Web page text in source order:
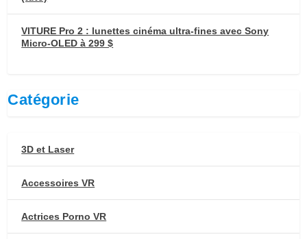
VITURE Pro 2 : lunettes cinéma ultra-fines avec Sony
Micro-OLED à 299 $
Catégorie
3D et Laser
Accessoires VR
Actrices Porno VR